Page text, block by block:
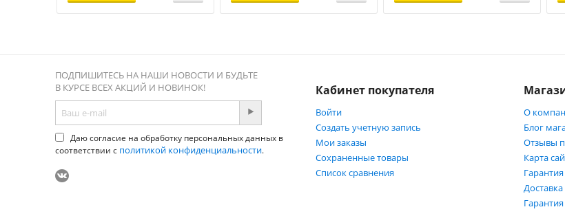
ПОДПИШИТЕСЬ НА НАШИ НОВОСТИ И БУДЬТЕ
В КУРСЕ ВСЕХ АКЦИЙ И НОВИНОК!
Даю согласие на обработку персональных данных в
соответствии с политикой конфиденциальности.
Кабинет покупателя
Войти
Создать учетную запись
Мои заказы
Сохраненные товары
Список сравнения
О
Блог
Отзывы
Карта